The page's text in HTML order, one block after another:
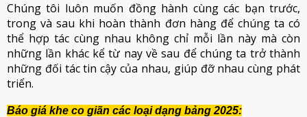
Chúng tôi luôn muốn đồng hành cùng các bạn trước,
trong và sau khi hoàn thành đơn hàng để chúng ta có
thể hợp tác cùng nhau không chỉ mỗi lần này mà còn
những lần khác kể từ nay về sau để chúng ta trở thành
những đối tác tin cậy của nhau, giúp đỡ nhau cùng phát
triển.
Báo giá khe co giãn các loại dạng bảng 2025: